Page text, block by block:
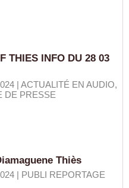
THIES INFO DU 28 03
| ACTUALITÉ EN AUDIO,
DE PRESSE
Thiès
| PUBLI REPORTAGE